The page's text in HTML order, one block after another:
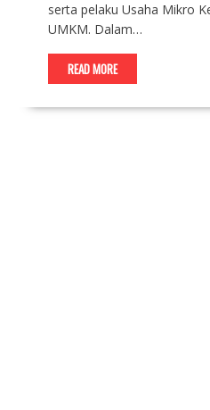
serta pelaku Usaha Mikro
UMKM. Dalam…
READ MORE